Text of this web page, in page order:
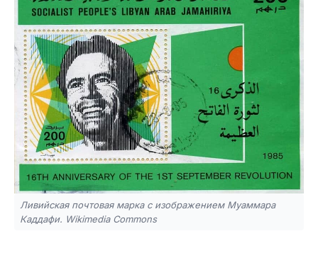
Ливийская почтовая марка с изображением Муаммара
Каддафи. Wikimedia Commons